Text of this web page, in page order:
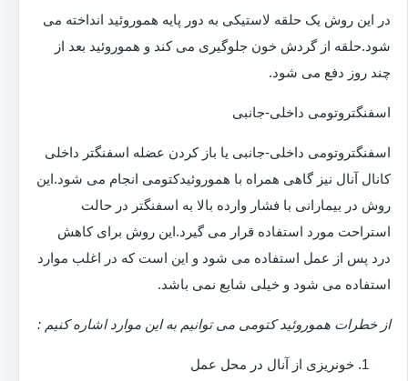
در این روش یک حلقه لاستیکی به دور پایه هموروئید انداخته می
شود.حلقه از گردش خون جلوگیری می کند و هموروئید بعد از
چند روز دفع می شود.
اسفنگتروتومی داخلی-جانبی
اسفنگتروتومی داخلی-جانبی یا باز کردن عضله اسفنگتر داخلی
کانال آنال نیز گاهی همراه با هموروئیدکتومی انجام می شود.این
روش در بیمارانی با فشار وارده بالا به اسفنگتر در حالت
استراحت مورد استفاده قرار می گیرد.این روش برای کاهش
درد پس از عمل استفاده می شود و این است که در اغلب موارد
استفاده می شود و خیلی شایع نمی باشد.
از خطرات هموروئید کتومی می توانیم به این موارد اشاره کنیم :
خونریزی از آنال در محل عمل